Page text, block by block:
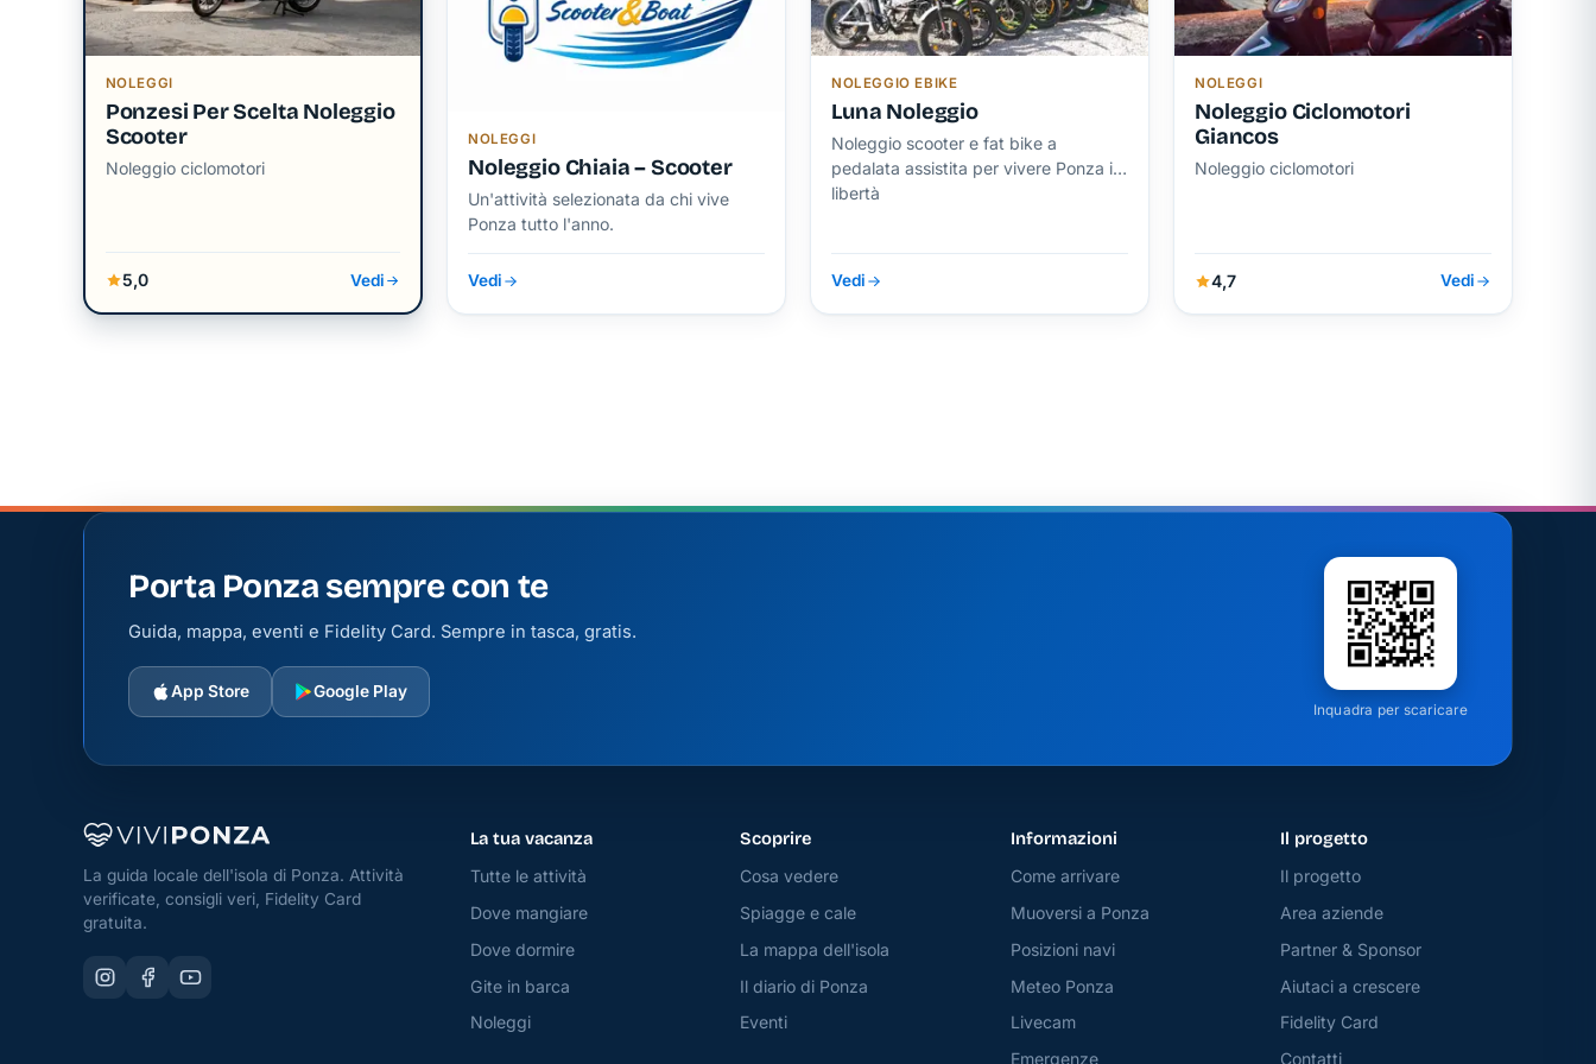
NOLEGGI
Ponzesi Per Scelta Noleggio
Scooter
Noleggio ciclomotori
5,0 Vedi
NOLEGGI
Noleggio Chiaia – Scooter
Un'attività selezionata da chi vive
Ponza tutto l'anno.
Vedi
NOLEGGIO EBIKE
Luna Noleggio
Noleggio scooter e fat bike a
pedalata assistita per vivere Ponza in
libertà
Vedi
NOLEGGI
Noleggio Ciclomotori
Giancos
Noleggio ciclomotori
4,7 Vedi
Porta Ponza sempre con te
Guida, mappa, eventi e Fidelity Card. Sempre in tasca, gratis.
App Store Google Play
Inquadra per scaricare
La guida locale dell'isola di Ponza. Attività
verificate, consigli veri, Fidelity Card
gratuita.
La tua vacanza
Tutte le attività
Dove mangiare
Dove dormire
Gite in barca
Noleggi
Scoprire
Cosa vedere
Spiagge e cale
La mappa dell'isola
Il diario di Ponza
Eventi
Informazioni
Come arrivare
Muoversi a Ponza
Posizioni navi
Meteo Ponza
Livecam
Emergenze
Il progetto
Il progetto
Area aziende
Partner & Sponsor
Aiutaci a crescere
Fidelity Card
Contatti